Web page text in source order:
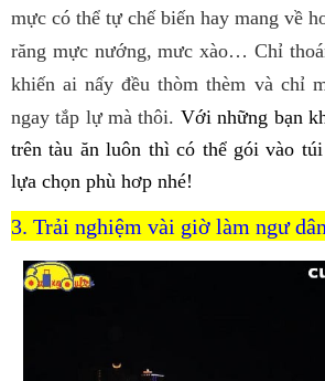
mực có thể tự chế biến hay mang về
răng mực nướng, mưc xào… Chỉ
khiến ai nấy đều thòm thèm và chỉ
ngay tắp lự mà thôi. Với những bạn
trên tàu ăn luôn thì có thể gói vào
lựa chọn phù hơp nhé!
3. Trải nghiệm vài giờ làm ngư dân